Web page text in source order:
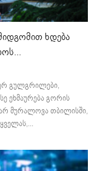
ხდება
გულგრილები,
ეხმაურება გორის
მურალოვა თბილისში,